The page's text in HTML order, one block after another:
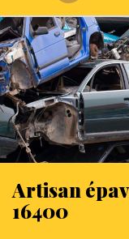
Artisan
16400